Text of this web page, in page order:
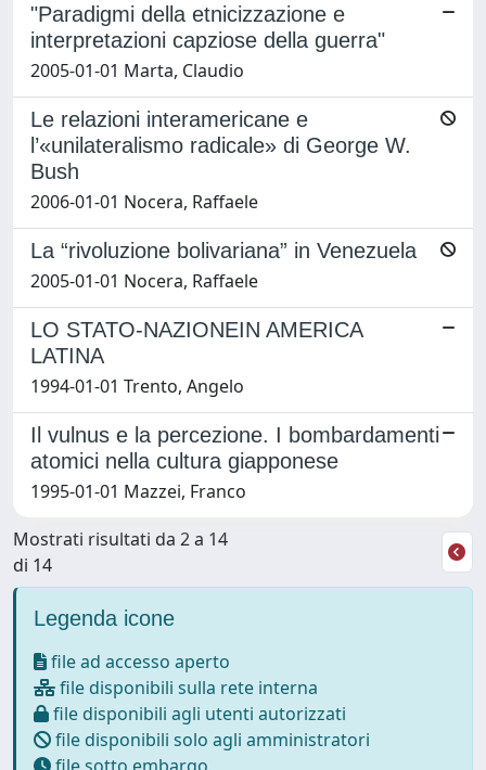
"Paradigmi della etnicizzazione e
interpretazioni capziose della guerra"
2005-01-01 Marta, Claudio
Le relazioni interamericane e
l’«unilateralismo radicale» di George W.
Bush
2006-01-01 Nocera, Raffaele
La “rivoluzione bolivariana” in Venezuela
2005-01-01 Nocera, Raffaele
LO STATO-NAZIONEIN AMERICA
LATINA
1994-01-01 Trento, Angelo
Il vulnus e la percezione. I bombardamenti
atomici nella cultura giapponese
1995-01-01 Mazzei, Franco
Mostrati risultati da 2 a 14
di 14
Legenda icone
file ad accesso aperto
file disponibili sulla rete interna
file disponibili agli utenti autorizzati
file disponibili solo agli amministratori
file sotto embargo